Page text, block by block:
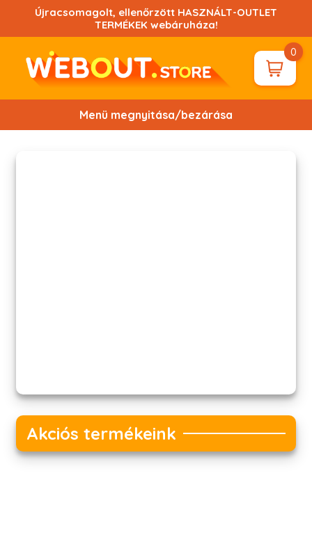
tartalomhoz!
Újracsomagolt, ellenőrzött HASZNÁLT-OUTLET
TERMÉKEK webáruháza!
0
Menü megnyitása/bezárása
Akciós termékeink